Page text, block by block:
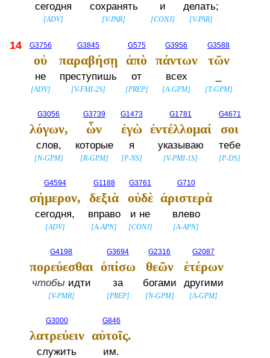
сегодня
[ADV]
сохранять
[V-PAR]
и
[CONJ]
делать;
[V-PAR]
14 G3756
οὐ
не
[ADV]
G3845
παραβήσῃ
преступишь
[V-FMI-2S]
G575
ἀπὸ
от
[PREP]
G3956
πάντων
всех
[A-GPM]
G3588
τῶν
[T-GPM]
G3056
λόγων,
слов,
[N-GPM]
G3739
ὧν
которые
[R-GPM]
G1473
ἐγὼ
я
[P-NS]
G1781
ἐντέλλομαί
указываю
[V-PMI-1S]
G4671
σοι
тебе
[P-DS]
G4594
σήμερον,
сегодня,
[ADV]
G1188
δεξιὰ
вправо
[A-APN]
G3761
οὐδὲ
и не
[CONJ]
G710
ἀριστερὰ
влево
[A-APN]
G4198
πορεύεσθαι
чтобы идти
[V-PMR]
G3694
ὀπίσω
за
[PREP]
G2316
θεῶν
богами
[N-GPM]
G2087
ἑτέρων
другими
[A-GPM]
G3000
λατρεύειν
служить
G846
αὐτοῖς.
им.